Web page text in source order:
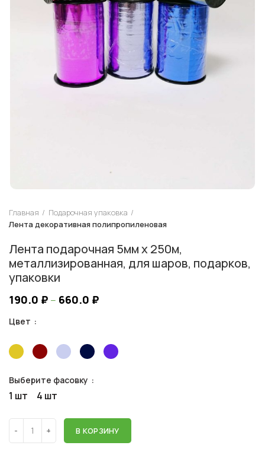
Главная
Подарочная упаковка
Лента декоративная полипропиленовая
Лента подарочная 5мм х 250м,
металлизированная, для шаров, подарков,
упаковки
190.0 ₽ – 660.0 ₽
Цвет
Выберите фасовку
1 шт 4 шт
В КОРЗИНУ